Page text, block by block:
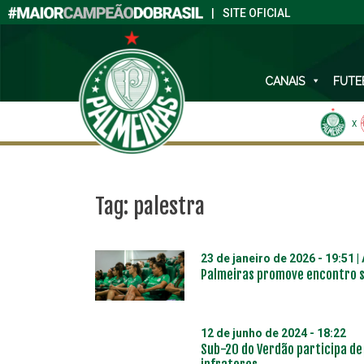
SITE OFICIAL
CANAIS
X
Tag: palestra
23 de janeiro de 2026 - 19:51
Palmeiras promove encontro
12 de junho de 2024 - 18:22
Sub-20 do Verdão participa